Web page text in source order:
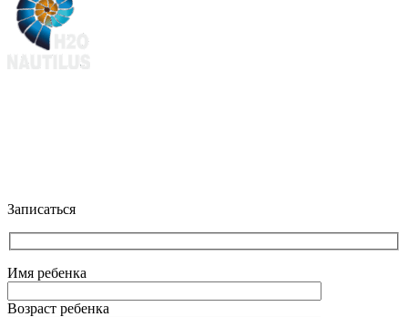
Записаться
Имя ребенка
Возраст ребенка